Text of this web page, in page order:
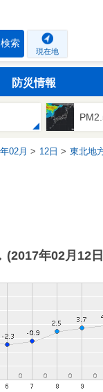
検索
現在地
防災情報
02月 12日 東北地
(2017年02月12